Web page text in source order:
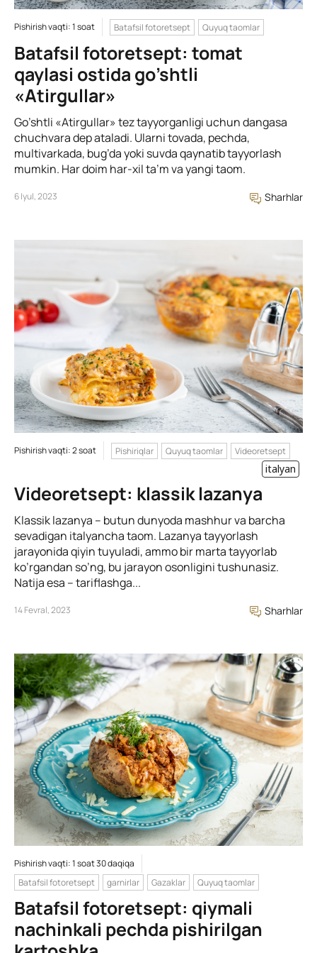
Pishirish vaqti: 1 soat Batafsil fotoretsept Quyuq taomlar
Batafsil fotoretsept: tomat
qaylasi ostida go’shtli
«Atirgullar»
Go’shtli «Atirgullar» tez tayyorganligi uchun dangasa
chuchvara dep ataladi. Ularni tovada, pechda,
multivarkada, bug’da yoki suvda qaynatib tayyorlash
mumkin. Har doim har-xil ta’m va yangi taom.
6 Iyul, 2023 Sharhlar
Pishirish vaqti: 2 soat Pishiriqlar Quyuq taomlar Videoretsept
italyan
Videoretsept: klassik lazanya
Klassik lazanya – butun dunyoda mashhur va barcha
sevadigan italyancha taom. Lazanya tayyorlash
jarayonida qiyin tuyuladi, ammo bir marta tayyorlab
ko’rgandan so’ng, bu jarayon osonligini tushunasiz.
Natija esa – tariflashga...
14 Fevral, 2023 Sharhlar
Pishirish vaqti: 1 soat 30 daqiqa
Batafsil fotoretsept
garnirlar Gazaklar Quyuq taomlar
Batafsil fotoretsept: qiymali
nachinkali pechda pishirilgan